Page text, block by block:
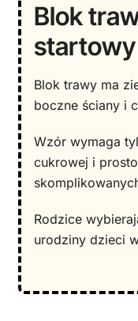
Blok
Blok trawy ma
boczne ściany i
Wzór wymaga
cukrowej i
Rodzice
urodziny dzieci